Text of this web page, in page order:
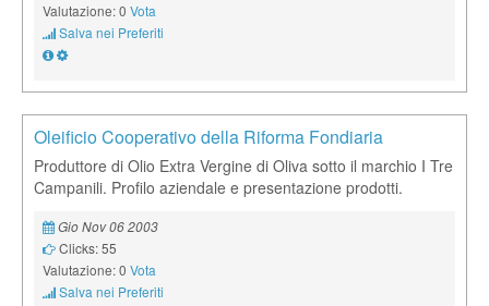
Valutazione: 0 Vota
Salva nei Preferiti
Oleificio Cooperativo della Riforma Fondiaria
Produttore di Olio Extra Vergine di Oliva sotto il marchio I Tre
Campanili. Profilo aziendale e presentazione prodotti.
Gio Nov 06 2003
Clicks: 55
Valutazione: 0 Vota
Salva nei Preferiti